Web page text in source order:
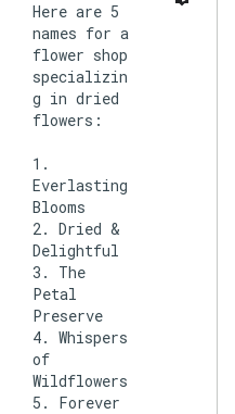
Here are 5
names for a
flower shop
specializin
g in dried
flowers:
1.
Everlasting
Blooms
2. Dried &
Delightful
3. The
Petal
Preserve
4. Whispers
of
Wildflowers
5. Forever